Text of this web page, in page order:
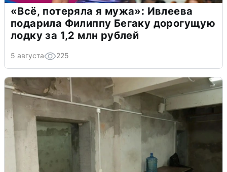
«Всё, потеряла я мужа»: Ивлеева
подарила Филиппу Бегаку дорогущую
лодку за 1,2 млн рублей
5 августа 225